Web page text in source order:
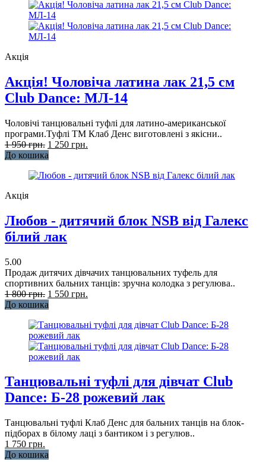
Акція
Акція! Чоловіча латина лак 21,5 см
Club Dance: МЛ-14
Чоловічі танцювальні туфлі для латино-американської
програми.Туфлі ТМ Клаб Денс виготовлені з якісни..
1 950 грн. 1 250 грн.
До кошика
Акція
Любов - дитячий блок NSB від Галекс
білий лак
5.00
Продаж дитячих дівчачих танцювальних туфель для
спортивних бальних танців: зручна колодка з регулюва..
1 800 грн. 1 550 грн.
До кошика
Танцювальні туфлі для дівчат Club
Dance: Б-28 рожевий лак
Танцювальні туфлі Клаб Денс для бальних танців на блок-
підборах в білому лаці з бантиком і з регулюв..
1 750 грн.
До кошика